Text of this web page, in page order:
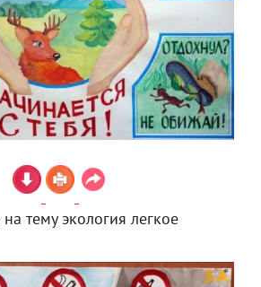
тему экология легкое